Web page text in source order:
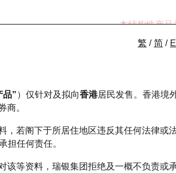
本结构性产品
ol-
繁 / 简 /
品”）仅针对及拟向香港居民发售。香港境
商。
，若阁下于所居住地区违反其任何法律或
担任何责任。
该等资料，瑞银集团拒绝及一概不负责或